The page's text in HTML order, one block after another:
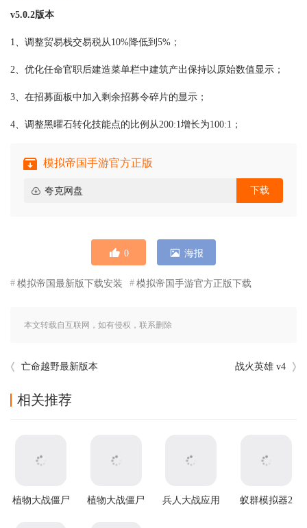
v5.0.2版本
1、调整贸易栈交易税从10%降低到5%；
2、优化任命官职后建造菜单栏中建筑产出保持以原始数值显示；
3、在招募面板中加入剩余招募令碎片的显示；
4、调整黑曜石转化技能点的比例从200:1增长为100:1；
模拟帝国手游官方正版
夸克网盘 下载
0 海报
模拟帝国最新版下载安装 模拟帝国手游官方正版下载
本文转载自互联网，如有侵权，联系删除
亡命越野最新版本 战火英雄 v4
相关推荐
植物大战僵尸
植物大战僵尸
兵人大战应用
蚁群模拟器2